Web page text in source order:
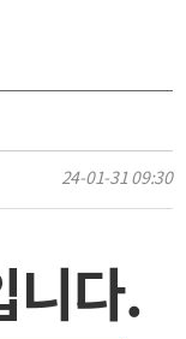
24-01-31 09:30
니다.